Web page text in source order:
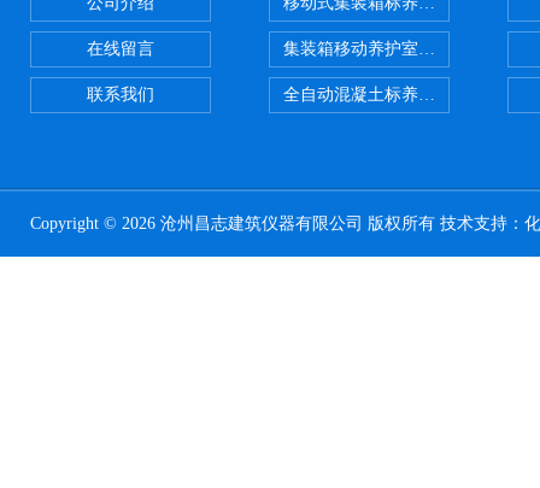
在线留言
联系我们
集装箱移动养护室 标养室
全自动混凝土标养室恒温恒湿设备
Copyright © 2026 沧州昌志建筑仪器有限公司 版权所有 技术支持：